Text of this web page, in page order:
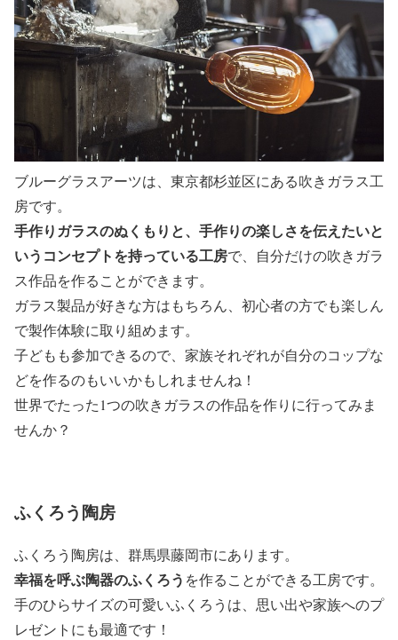
ブルーグラスアーツは、東京都杉並区にある吹きガラス工
房です。
手作りガラスのぬくもりと、手作りの楽しさを伝えたいと
いうコンセプトを持っている工房で、自分だけの吹きガラ
ス作品を作ることができます。
ガラス製品が好きな方はもちろん、初心者の方でも楽しん
で製作体験に取り組めます。
子どもも参加できるので、家族それぞれが自分のコップな
どを作るのもいいかもしれませんね！
世界でたった1つの吹きガラスの作品を作りに行ってみま
せんか？
ふくろう陶房
ふくろう陶房は、群馬県藤岡市にあります。
幸福を呼ぶ陶器のふくろう を作ることができる工房です。
手のひらサイズの可愛いふくろうは、思い出や家族へのプ
レゼントにも最適です！